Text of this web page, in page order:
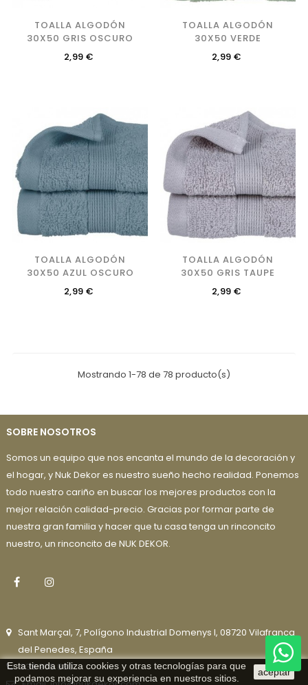
TOALLA ALGODÓN
30X50 GRIS OSCURO
Precio
2,99 €
TOALLA ALGODÓN
30X50 VERDE
Precio
2,99 €
TOALLA ALGODÓN
30X50 AZUL OSCURO
Precio
2,99 €
TOALLA ALGODÓN
30X50 GRIS TAUPE
Precio
2,99 €
Mostrando 1-78 de 78 producto(s)
SOBRE NOSOTROS
Somos un equipo que nos encanta el mundo de la decoración y
el hogar, y Nuk Dekor es nuestro sueño hecho realidad. Ponemos
todo nuestro cariño en buscar los mejores productos con la
mejor relación calidad-precio. Gracias por formar parte de
nuestra gran familia y hacer que tu casa tenga un rinconcito
nuestro, un rinconcito de NUK DEKOR.
Facebook
Sant Marçal, 7, Polígono Industrial Domenys I, 08720 Vilafranca
del Penedes, España
938 905 880
Esta tienda utiliza cookies y otras tecnologías para que
podamos mejorar su experiencia en nuestros sitios.
aceptar